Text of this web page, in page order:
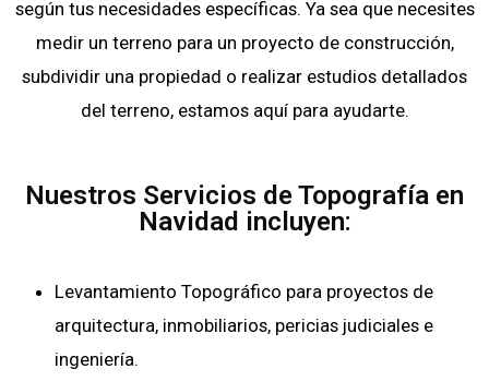
según tus necesidades específicas. Ya sea que necesites
medir un terreno para un proyecto de construcción,
subdividir una propiedad o realizar estudios detallados
del terreno, estamos aquí para ayudarte.
Nuestros Servicios de Topografía en
Navidad incluyen:
Levantamiento Topográfico para proyectos de
arquitectura, inmobiliarios, pericias judiciales e
ingeniería.